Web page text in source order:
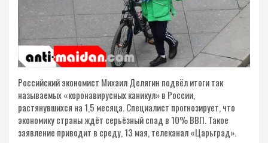
Российский экономист Михаил Делягин подвёл итоги так
называемых «коронавирусных каникул» в России,
растянувшихся на 1,5 месяца. Специалист прогнозирует, что
экономику страны ждёт серьёзный спад в 10% ВВП. Такое
заявление приводит в среду, 13 мая, телеканал «Царьград».